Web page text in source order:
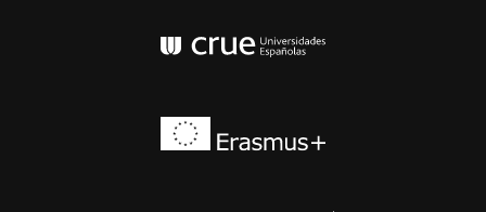
Conferencia de